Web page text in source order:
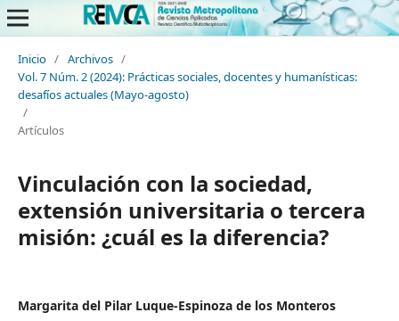
Inicio / Archivos /
Vol. 7 Núm. 2 (2024): Prácticas sociales, docentes y humanísticas:
desafíos actuales (Mayo-agosto)
/
Artículos
Vinculación con la sociedad,
extensión universitaria o tercera
misión: ¿cuál es la diferencia?
Margarita del Pilar Luque-Espinoza de los Monteros